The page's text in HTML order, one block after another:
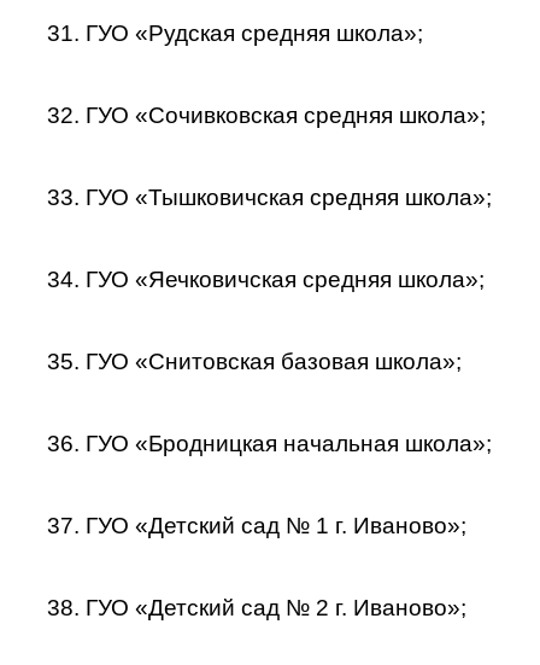
31. ГУО «Рудская средняя школа»;
32. ГУО «Сочивковская средняя школа»;
33. ГУО «Тышковичская средняя школа»;
34. ГУО «Яечковичская средняя школа»;
35. ГУО «Снитовская базовая школа»;
36. ГУО «Бродницкая начальная школа»;
37. ГУО «Детский сад № 1 г. Иваново»;
38. ГУО «Детский сад № 2 г. Иваново»;